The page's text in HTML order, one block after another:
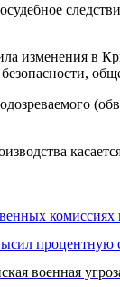
изменения в
военная